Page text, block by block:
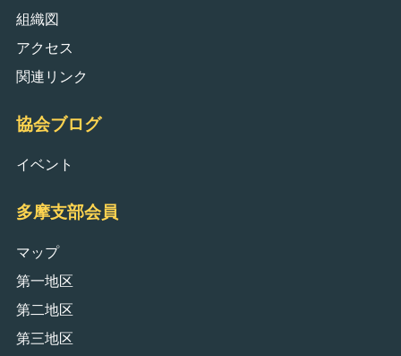
組織図
アクセス
関連リンク
協会ブログ
イベント
多摩支部会員
マップ
第一地区
第二地区
第三地区